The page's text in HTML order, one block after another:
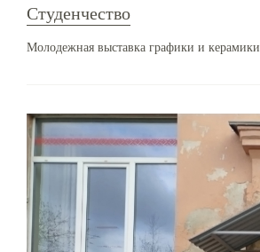
Студенчество
Молодежная выставка графики и керамики